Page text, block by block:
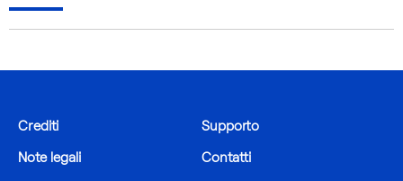
Crediti
Note legali
Supporto
Contatti